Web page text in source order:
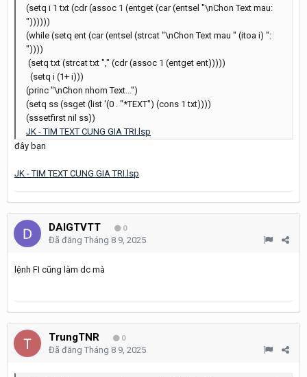
(setq i 1 txt (cdr (assoc 1 (entget (car (entsel "\nChon Text mau:
"))))))
(while (setq ent (car (entsel (strcat "\nChon Text mau " (itoa i) ":
"))))
(setq txt (strcat txt "," (cdr (assoc 1 (entget ent)))))
(setq i (1+ i)))
(princ "\nChon nhom Text...")
(setq ss (ssget (list '(0 . "*TEXT") (cons 1 txt))))
(sssetfirst nil ss))
JK - TIM TEXT CUNG GIA TRI.lsp
đây bạn
JK - TIM TEXT CUNG GIA TRI.lsp
DAIGTVTT 0
Đã đăng Tháng 8 9, 2025
lệnh FI cũng làm dc mà
TrungTNR 0
Đã đăng Tháng 8 9, 2025